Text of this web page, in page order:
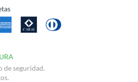
de seguridad.